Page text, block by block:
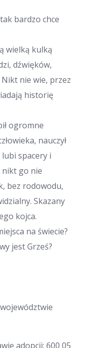
bardzo chce
wielką kulką
dźwięków,
nie wie, przez
historię
ogromne
nauczył
lubi spacery i
nikt go nie
bez rodowodu,
Skazany
kojca.
na świecie?
jest Grześ?
adopcji: 600 05